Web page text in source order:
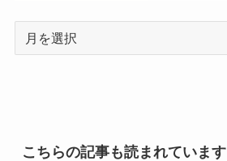
こちらの記事も読まれています